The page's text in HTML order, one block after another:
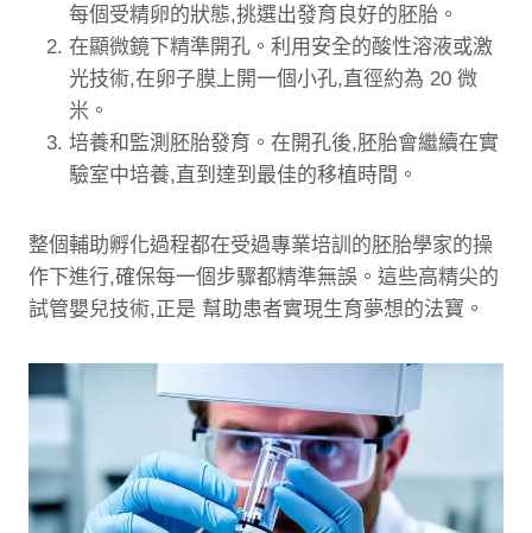
每個受精卵的狀態,挑選出發育良好的胚胎。
在顯微鏡下精準開孔。利用安全的酸性溶液或激
光技術,在卵子膜上開一個小孔,直徑約為 20 微
米。
培養和監測胚胎發育。在開孔後,胚胎會繼續在實
驗室中培養,直到達到最佳的移植時間。
整個輔助孵化過程都在受過專業培訓的胚胎學家的操
作下進行,確保每一個步驟都精準無誤。這些高精尖的
試管嬰兒技術,正是 幫助患者實現生育夢想的法寶。